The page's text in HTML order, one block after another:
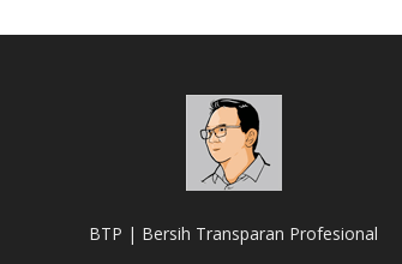
BTP | Bersih Transparan Profesional